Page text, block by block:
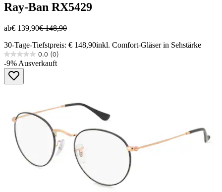
Ray-Ban RX5429
ab€ 139,90€ 148,90
30-Tage-Tiefstpreis: € 148,90inkl. Comfort-Gläser in Sehstärke
0.0 (0)
0.0
von
Sternen.
-9% Ausverkauft